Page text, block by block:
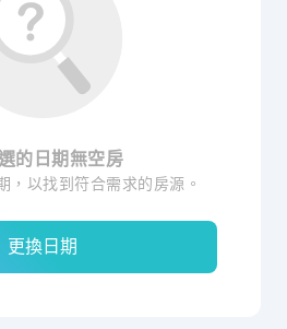
的日期無空房
，以找到符合需求的房源。
更換日期